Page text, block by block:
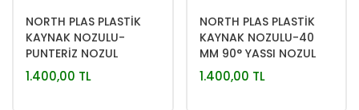
NORTH PLAS PLASTİK
KAYNAK NOZULU-
PUNTERİZ NOZUL
1.400,00 TL
NORTH PLAS PLASTİK
KAYNAK NOZULU-40
MM 90° YASSI NOZUL
1.400,00 TL